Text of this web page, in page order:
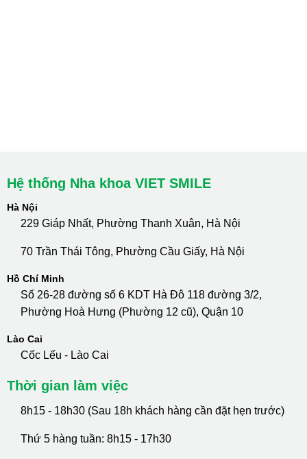
Hệ thống Nha khoa VIET SMILE
Hà Nội
229 Giáp Nhất, Phường Thanh Xuân, Hà Nội
70 Trần Thái Tông, Phường Cầu Giấy, Hà Nội
Hồ Chí Minh
Số 26-28 đường số 6 KDT Hà Đô 118 đường 3/2,
Phường Hoà Hưng (Phường 12 cũ), Quận 10
Lào Cai
Cốc Lếu - Lào Cai
Thời gian làm việc
8h15 - 18h30 (Sau 18h khách hàng cần đặt hẹn trước)
Thứ 5 hàng tuần: 8h15 - 17h30